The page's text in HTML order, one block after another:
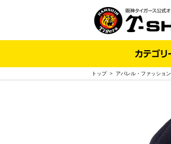
トップ> アパレル・ファッション